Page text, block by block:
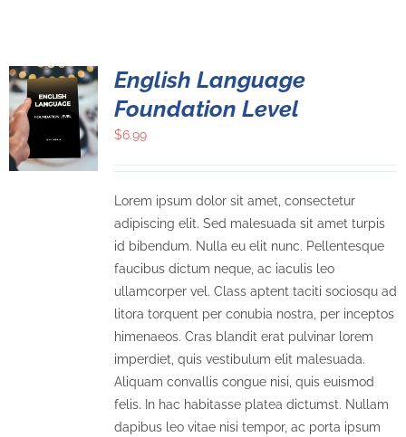
English Language
Foundation Level
$6.99
Lorem ipsum dolor sit amet, consectetur
adipiscing elit. Sed malesuada sit amet turpis
id bibendum. Nulla eu elit nunc. Pellentesque
faucibus dictum neque, ac iaculis leo
ullamcorper vel. Class aptent taciti sociosqu ad
litora torquent per conubia nostra, per inceptos
himenaeos. Cras blandit erat pulvinar lorem
imperdiet, quis vestibulum elit malesuada.
Aliquam convallis congue nisi, quis euismod
felis. In hac habitasse platea dictumst. Nullam
dapibus leo vitae nisi tempor, ac porta ipsum